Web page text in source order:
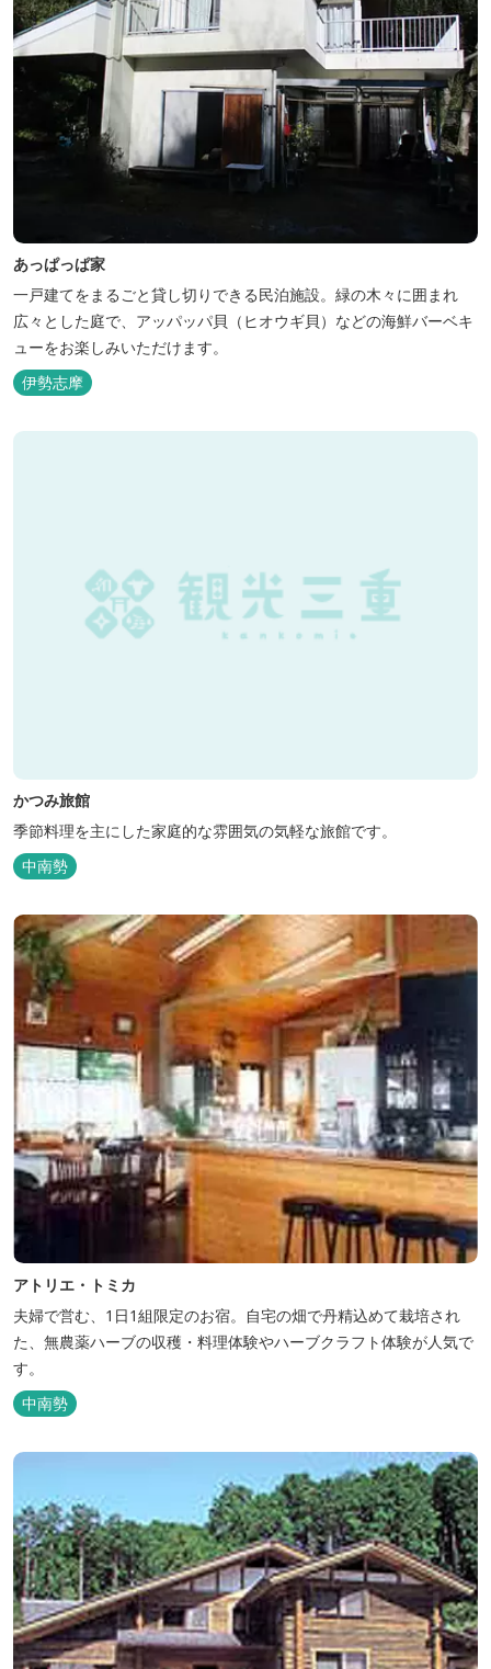
あっぱっぱ家
一戸建てをまるごと貸し切りできる民泊施設。緑の木々に囲まれ
広々とした庭で、アッパッパ貝（ヒオウギ貝）などの海鮮バーベキ
ューをお楽しみいただけます。
伊勢志摩
かつみ旅館
季節料理を主にした家庭的な雰囲気の気軽な旅館です。
中南勢
アトリエ・トミカ
夫婦で営む、1日1組限定のお宿。自宅の畑で丹精込めて栽培され
た、無農薬ハーブの収穫・料理体験やハーブクラフト体験が人気で
す。
中南勢